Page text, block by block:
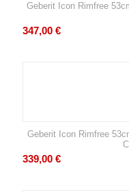
Geberit Icon Rimfree
347,00 €
Geberit Icon Rimfree
339,00 €